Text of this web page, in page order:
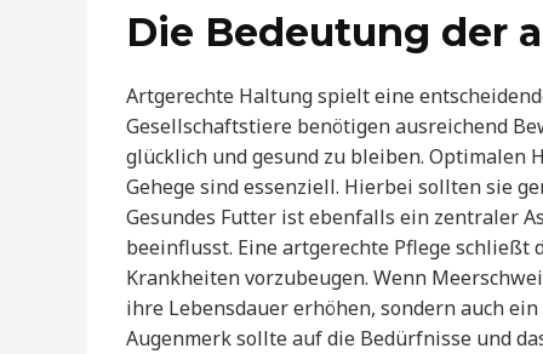
Die Bedeutung der
Artgerechte Haltung spielt eine
Gesellschaftstiere benötigen ausreichend
glücklich und gesund zu bleiben. Optimalen
Gehege sind essenziell. Hierbei sollten sie
Gesundes Futter ist ebenfalls ein zentraler
beeinflusst. Eine artgerechte Pflege schließt
Krankheiten vorzubeugen. Wenn
ihre Lebensdauer erhöhen, sondern auch
Augenmerk sollte auf die Bedürfnisse und